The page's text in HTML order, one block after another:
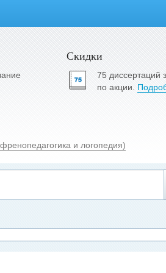
Скидки
75 диссертаций
по акции.
и логопедия)